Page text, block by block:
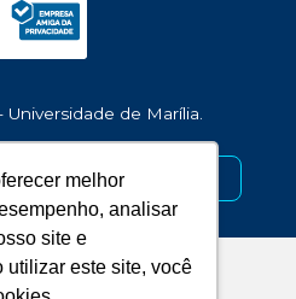
melhor
analisar
site e
utilizar este site, você
de Marília.
por